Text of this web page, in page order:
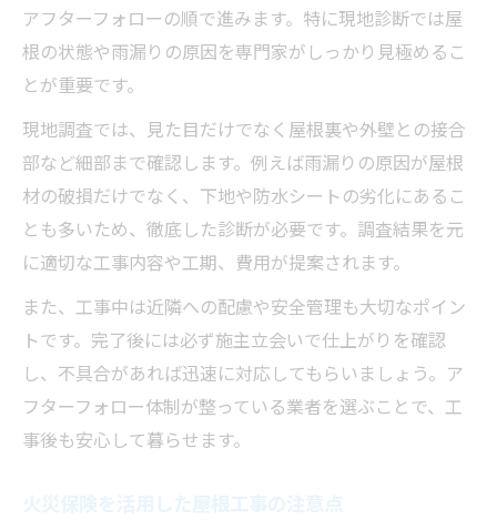
アフターフォローの順で進みます。特に現地診断では屋
根の状態や雨漏りの原因を専門家がしっかり見極めるこ
とが重要です。
現地調査では、見た目だけでなく屋根裏や外壁との接合
部など細部まで確認します。例えば雨漏りの原因が屋根
材の破損だけでなく、下地や防水シートの劣化にあるこ
とも多いため、徹底した診断が必要です。調査結果を元
に適切な工事内容や工期、費用が提案されます。
また、工事中は近隣への配慮や安全管理も大切なポイン
トです。完了後には必ず施主立会いで仕上がりを確認
し、不具合があれば迅速に対応してもらいましょう。ア
フターフォロー体制が整っている業者を選ぶことで、工
事後も安心して暮らせます。